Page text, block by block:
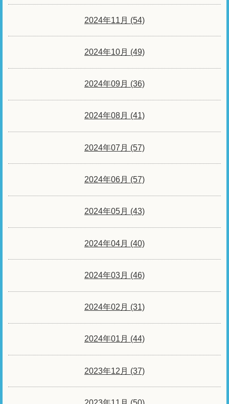
2024年11月 (54)
2024年10月 (49)
2024年09月 (36)
2024年08月 (41)
2024年07月 (57)
2024年06月 (57)
2024年05月 (43)
2024年04月 (40)
2024年03月 (46)
2024年02月 (31)
2024年01月 (44)
2023年12月 (37)